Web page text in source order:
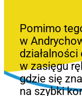
Pomimo
w
w zasięgu
gdzie się
na szybki